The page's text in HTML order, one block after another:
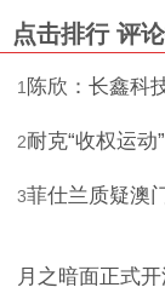
点击排行 评
1 陈欣：长鑫科
2耐克“收权运
3菲仕兰质疑澳
月之暗面正式